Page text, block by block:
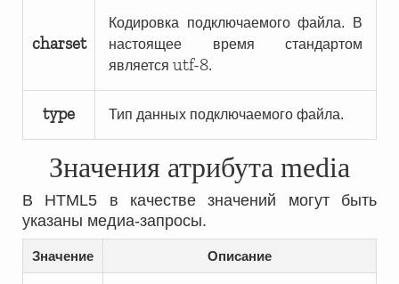
charset
Кодировка подключаемого файла. В
настоящее время стандартом
является utf-8.
type Тип данных подключаемого файла.
Значения атрибута media
В HTML5 в качестве значений могут быть
указаны медиа-запросы.
Значение Описание